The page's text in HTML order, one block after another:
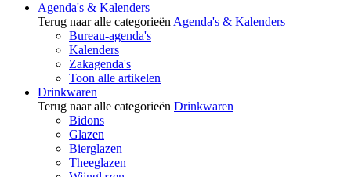
Agenda's & Kalenders
Terug naar alle categorieën Agenda's & Kalenders
Bureau-agenda's
Kalenders
Zakagenda's
Toon alle artikelen
Drinkwaren
Terug naar alle categorieën Drinkwaren
Bidons
Glazen
Bierglazen
Theeglazen